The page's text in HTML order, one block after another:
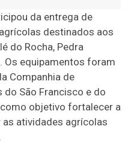
da entrega de
destinados aos
do Rocha, Pedra
Os equipamentos foram
Companhia de
do São Francisco e do
objetivo fortalecer a
atividades agrícolas